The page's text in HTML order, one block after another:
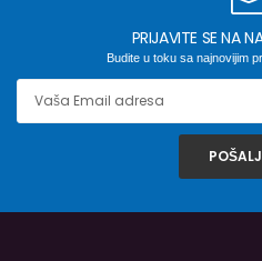
PRIJAVITE SE NA
Budite u toku sa najnovijim